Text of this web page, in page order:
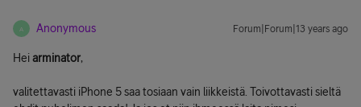
A Anonymous Forum|Forum|13 years ago
Heiarminator,
valitettavasti iPhone 5 saa tosiaan vain liikkeistä. Toivottavasti sieltä